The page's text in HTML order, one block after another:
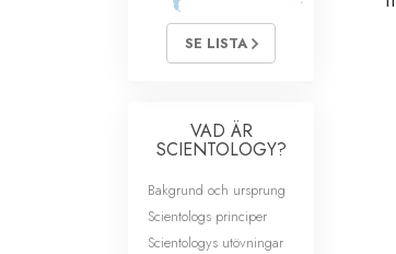
SE LISTA
VAD ÄR
SCIENTOLOGY?
Bakgrund och ursprung
Scientologs principer
Scientologys utövningar